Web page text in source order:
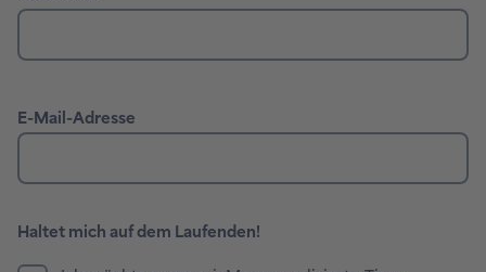
Haltet mich auf dem Laufenden!